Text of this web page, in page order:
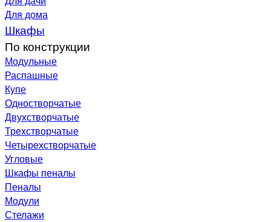
Для дома
Шкафы
По конструкции
Модульные
Распашные
Купе
Одностворчатые
Двухстворчатые
Трехстворчатые
Четырехстворчатые
Угловые
Шкафы пеналы
Пеналы
Модули
Стелажи